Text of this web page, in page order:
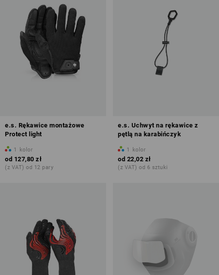
e.s. Rękawice montażowe
Protect light
1 kolor
od 127,80 zł
(z VAT) od 12 pary
e.s. Uchwyt na rękawice z
pętlą na karabińczyk
1 kolor
od 22,02 zł
(z VAT) od 6 sztuki